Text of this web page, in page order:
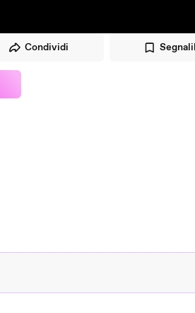
Condividi